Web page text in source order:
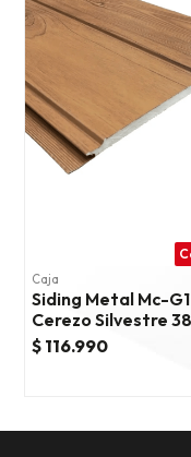
Caja
Siding Metal Mc-
Cerezo Silvestre
$ 116.990